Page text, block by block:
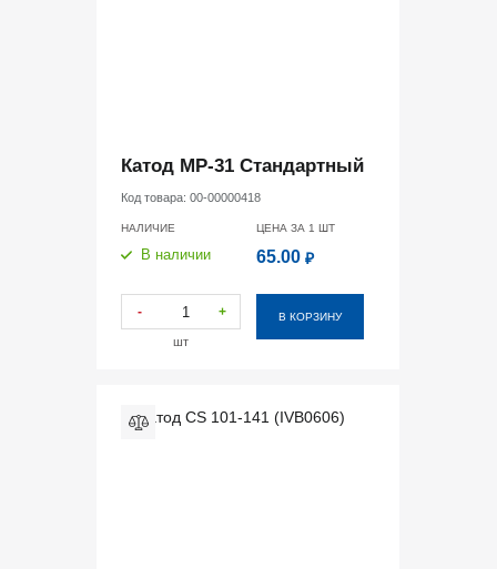
Катод MP-31 Стандартный
Код товара: 00-00000418
НАЛИЧИЕ
В наличии
ЦЕНА ЗА 1 ШТ
65.00 ₽
- +
шт
В КОРЗИНУ